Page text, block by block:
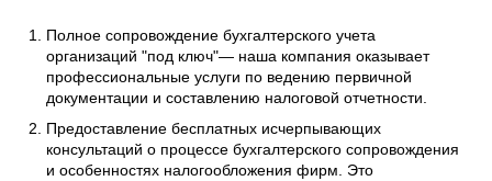
Полное сопровождение бухгалтерского учета
организаций "под ключ"— наша компания оказывает
профессиональные услуги по ведению первичной
документации и составлению налоговой отчетности.
Предоставление бесплатных исчерпывающих
консультаций о процессе бухгалтерского сопровождения
и особенностях налогообложения фирм. Это